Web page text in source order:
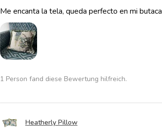
Me encanta la tela, queda perfecto en mi butaca
1 Person fand diese Bewertung hilfreich.
Heatherly Pillow